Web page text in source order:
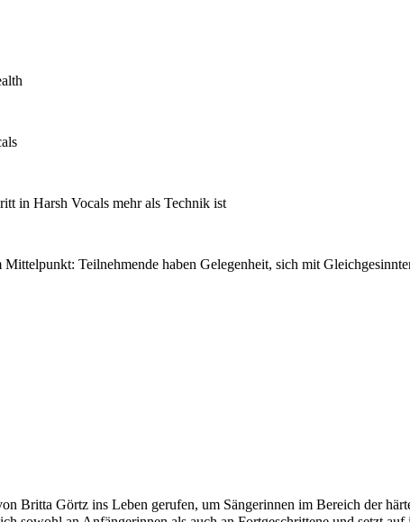
Harsh Vocals mehr als Technik ist
Teilnehmende haben Gelegenheit, sich mit
Britta Görtz ins Leben gerufen, um Sängerinnen im Bereich der